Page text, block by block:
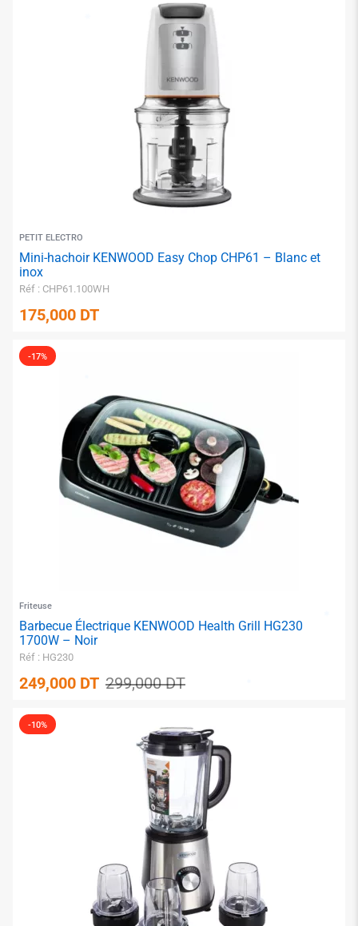
PETIT ELECTRO
Mini-hachoir KENWOOD Easy Chop CHP61 – Blanc et
inox
Réf : CHP61.100WH
175,000 DT
-17%
Friteuse
Barbecue Électrique KENWOOD Health Grill HG230
1700W – Noir
Réf : HG230
299,000DT
249,000 DT
-10%